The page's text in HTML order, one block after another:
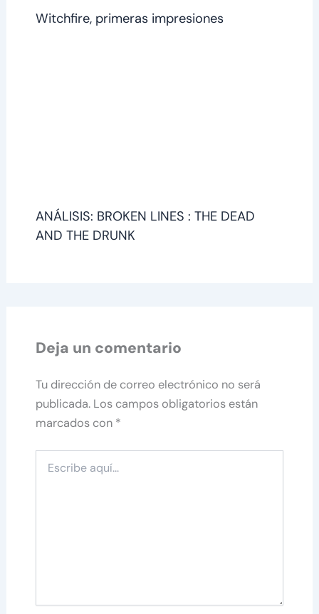
Witchfire, primeras impresiones
ANÁLISIS: BROKEN LINES : THE DEAD
AND THE DRUNK
Deja un comentario
Tu dirección de correo electrónico no será
publicada. Los campos obligatorios están
marcados con *
aquí...